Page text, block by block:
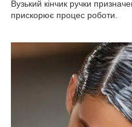
Вузький кінчик ручки
прискорює процес роботи.